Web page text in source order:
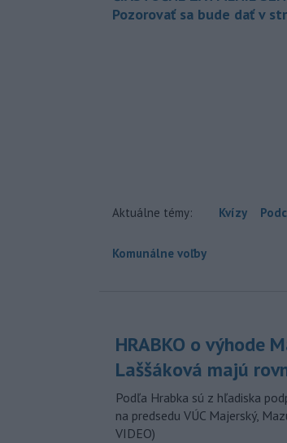
Pozorovať sa bude dať v
Aktuálne témy: Kvízy
Komunálne voľby
HRABKO o výhode
Laššáková majú
Podľa Hrabka sú z hľadiska
na predsedu VÚC Majerský,
VIDEO)